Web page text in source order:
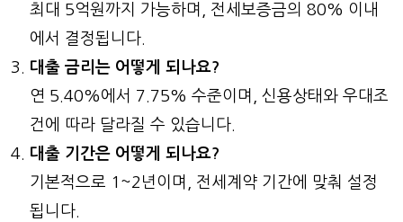
최대 5억원까지 가능하며, 전세보증금의 80% 이내
에서 결정됩니다.
대출 금리는 어떻게 되나요?
연 5.40%에서 7.75% 수준이며, 신용상태와 우대조
건에 따라 달라질 수 있습니다.
대출 기간은 어떻게 되나요?
기본적으로 1~2년이며, 전세계약 기간에 맞춰 설정
됩니다.